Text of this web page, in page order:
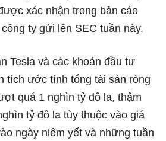
xác nhận trong bản cáo
ty gửi lên SEC tuần này.
Tesla và các khoản đầu tư
tích ước tính tổng tài sản ròng
quá 1 nghìn tỷ đô la, thậm
tỷ đô la tùy thuộc vào giá
ngày niêm yết và những tuần